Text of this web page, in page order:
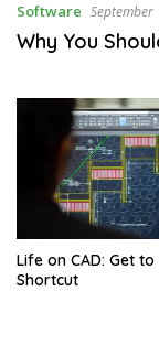
Software September
Why You
Life on CAD: Get
Shortcut